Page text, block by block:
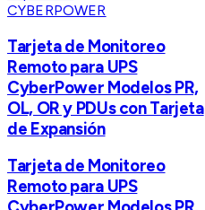
CYBERPOWER
Tarjeta de Monitoreo
Remoto para UPS
CyberPower Modelos PR,
OL, OR y PDUs con Tarjeta
de Expansión
Tarjeta de Monitoreo
Remoto para UPS